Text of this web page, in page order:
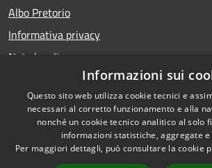
Albo Pretorio
Informativa privacy
Note legali
Dichiarazione di accessibilità
RSS
Accessibilità
Informazioni sui
Questo sito web utilizza cookie tecnici e
necessari al corretto funzionamento e alla
nonché un cookie tecnico analitico al solo
informazioni statistiche, aggregate
Per maggiori dettagli, può consultare la cookie